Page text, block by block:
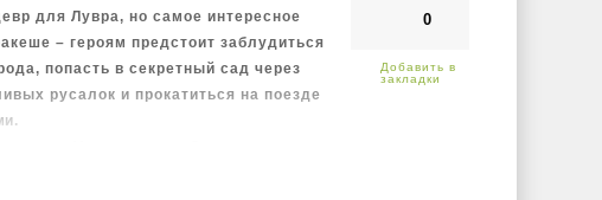
0
для Лувра, но самое интересное
– героям предстоит заблудиться
попасть в секретный сад через
русалок и прокатиться на поезде